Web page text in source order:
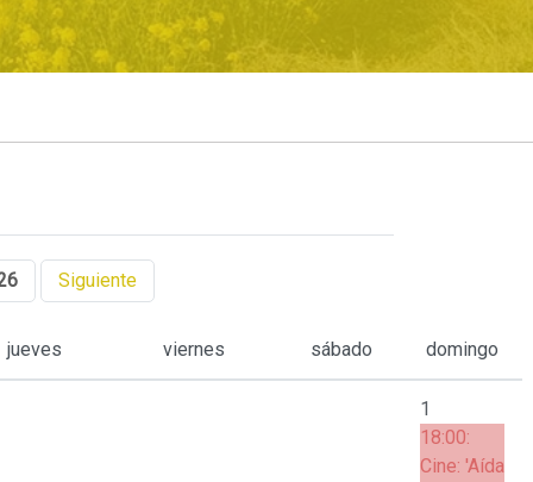
Siguiente
jueves viernes sábado domingo
1
18:00:
Cine: 'Aída